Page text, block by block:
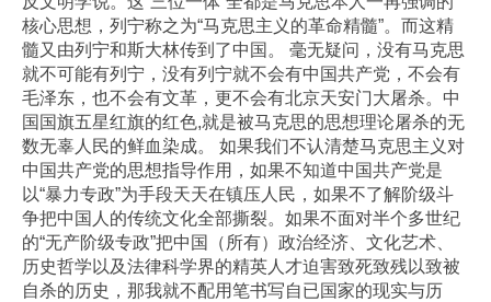
核心思想，列宁称之为“马克思主义的革命精髓”。而这精
髓又由列宁和斯大林传到了中国。 毫无疑问，没有马克思
就不可能有列宁，没有列宁就不会有中国共产党，不会有
毛泽东，也不会有文革，更不会有北京天安门大屠杀。中
国国旗五星红旗的红色,就是被马克思的思想理论屠杀的无
数无辜人民的鲜血染成。 如果我们不认清楚马克思主义对
中国共产党的思想指导作用，如果不知道中国共产党是
以“暴力专政”为手段天天在镇压人民，如果不了解阶级斗
争把中国人的传统文化全部撕裂。如果不面对半个多世纪
的“无产阶级专政”把中国（所有）政治经济、文化艺术、
历史哲学以及法律科学界的精英人才迫害致死致残以致被
自杀的历史，那我就不配用笔书写自已国家的现实与历